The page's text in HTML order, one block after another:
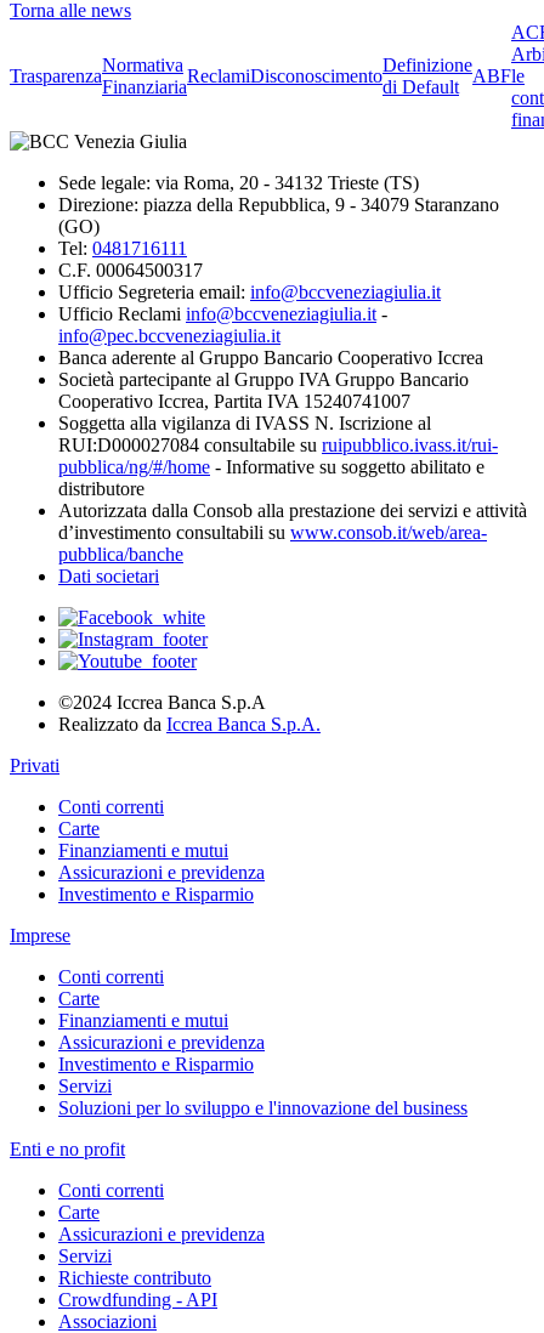
Torna alle news
Trasparenza
Normativa
Finanziaria
ReclamiDisconoscimento
Definizione
di Default
ABFle
Sede legale: via Roma, 20 - 34132 Trieste (TS)
Direzione: piazza della Repubblica, 9 - 34079 Staranzano
(GO)
Tel: 0481716111
C.F. 00064500317
Ufficio Segreteria email: info@bccveneziagiulia.it
Ufficio Reclami info@bccveneziagiulia.it -
info@pec.bccveneziagiulia.it
Banca aderente al Gruppo Bancario Cooperativo Iccrea
Società partecipante al Gruppo IVA Gruppo Bancario
Cooperativo Iccrea, Partita IVA 15240741007
Soggetta alla vigilanza di IVASS N. Iscrizione al
RUI:D000027084 consultabile su ruipubblico.ivass.it/rui-
pubblica/ng/#/home - Informative su soggetto abilitato e
distributore
Autorizzata dalla Consob alla prestazione dei servizi e attività
d’investimento consultabili su www.consob.it/web/area-
pubblica/banche
Dati societari
©2024 Iccrea Banca S.p.A
Realizzato da Iccrea Banca S.p.A.
Privati
Conti correnti
Carte
Finanziamenti e mutui
Assicurazioni e previdenza
Investimento e Risparmio
Imprese
Conti correnti
Carte
Finanziamenti e mutui
Assicurazioni e previdenza
Investimento e Risparmio
Servizi
Soluzioni per lo sviluppo e l'innovazione del business
Enti e no profit
Conti correnti
Carte
Assicurazioni e previdenza
Servizi
Richieste contributo
Crowdfunding - API
Associazioni